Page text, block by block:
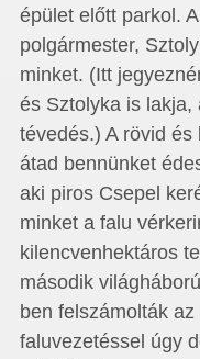
épület előtt parkol.
polgármester,
minket. (Itt
és Sztolyka is lakja,
tévedés.) A rövid
átad bennünket
aki piros Csepel
minket a falu
kilencvenhektáros
második
ben felszámolták
faluvezetéssel úgy